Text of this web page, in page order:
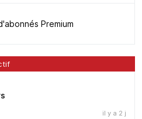
Premium
il y a 2 j